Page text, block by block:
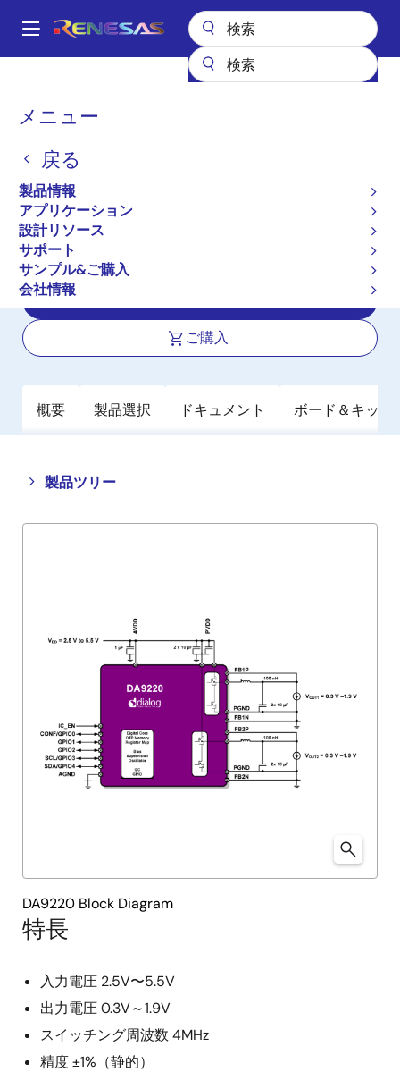
ン
Main
メニュー
戻る
製品情報
アプリケーション
設計リソース
サポート
サンプル&ご購入
会社情報
パ
く
ず
パワー & パワーマネジメント
DA9220
アクティブ
デュアル出力3A + 3AサブPMICによっ
て高性能モバイルプロセッサおよびメ
モリに対応
ご購入
概要 製品選択 ドキュメント ボード＆キット
製品ツリー
Close
tree
Open
tree
特長
入力電圧 2.5V〜5.5V
出力電圧 0.3V～1.9V
スイッチング周波数 4MHz
精度 ±1%（静的）
DA9220 Block Diagram